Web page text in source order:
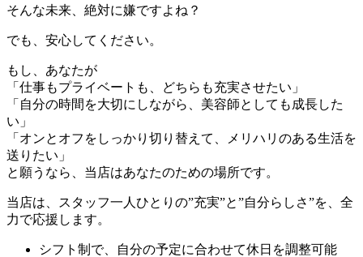
そんな未来、絶対に嫌ですよね？
でも、安心してください。
もし、あなたが
「仕事もプライベートも、どちらも充実させたい」
「自分の時間を大切にしながら、美容師としても成長した
い」
「オンとオフをしっかり切り替えて、メリハリのある生活を
送りたい」
と願うなら、当店はあなたのための場所です。
当店は、スタッフ一人ひとりの”充実”と”自分らしさ”を、全
力で応援します。
シフト制で、自分の予定に合わせて休日を調整可能